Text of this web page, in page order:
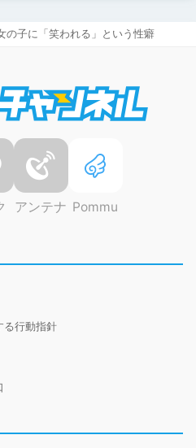
の子に「笑われる」という性癖
アンテナ Pommu
る行動指針